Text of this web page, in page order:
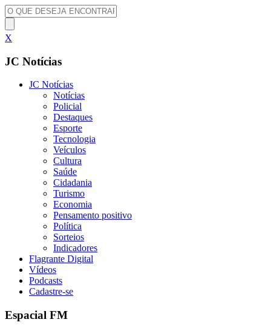
X
JC Notícias
JC Notícias
Notícias
Policial
Destaques
Esporte
Tecnologia
Veículos
Cultura
Saúde
Cidadania
Turismo
Economia
Pensamento positivo
Política
Sorteios
Indicadores
Flagrante Digital
Vídeos
Podcasts
Cadastre-se
Espacial FM